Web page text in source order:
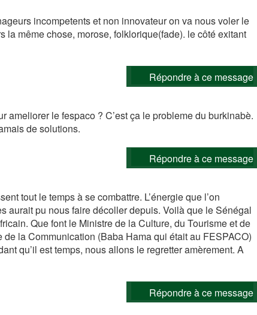
incompetents et non innovateur on va nous voler le
la même chose, morose, folklorique(fade). le côté exitant
Répondre à ce message
ameliorer le fespaco ? C’est ça le probleme du burkinabè.
de solutions.
Répondre à ce message
tout le temps à se combattre. L’énergie que l’on
aurait pu nous faire décoller depuis. Voilà que le Sénégal
Que font le Ministre de la Culture, du Tourisme et de
la Communication (Baba Hama qui était au FESPACO)
qu’il est temps, nous allons le regretter amèrement. A
Répondre à ce message